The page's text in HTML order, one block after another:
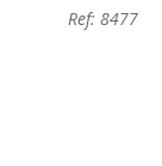
Ref: 8477